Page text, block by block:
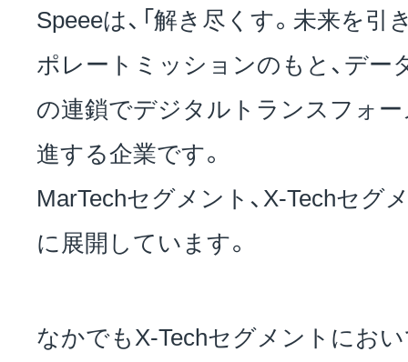
Speeeは、「解き尽くす。未来を引
ポレートミッションのもと、デー
の連鎖でデジタルトランスフォー
進する企業です。
MarTechセグメント、X-Techセグ
に展開しています。
なかでもX-Techセグメントにお